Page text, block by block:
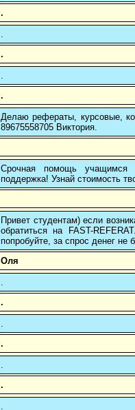
.
.
.
Делаю рефераты, курсовые,
89675558705 Виктория.
Срочная помощь учащимся в
поддержка! Узнай стоимость
Привет студентам) если
обратиться на FAST-
попробуйте, за спрос денег не
Оля
.
.
.